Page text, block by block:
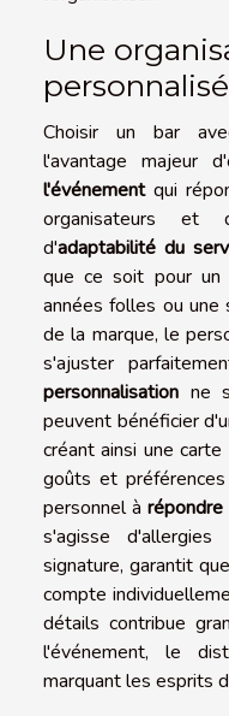
Une
Choisir un bar
l'avantage majeur
l'événementqui
organisateurs et
d'adaptabilité du
que ce soit pour un
années folles ou une
de la marque, le
s'ajuster
personnalisation ne
peuvent bénéficier
créant ainsi une
goûts et
personnel à répondre
s'agisse
signature, garantit
compte
détails contribue
l'événement, le
marquant les esprits